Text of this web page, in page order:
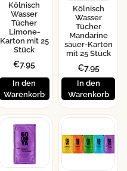
Kölnisch
Wasser
Tücher
Limone-
Karton mit 25
Stück
€7.95
In den
Warenkorb
Kölnisch
Wasser
Tücher
Mandarine
sauer-Karton
mit 25 Stück
€7.95
In den
Warenkorb